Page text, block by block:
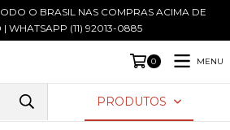
O BRASIL NAS COMPRAS ACIMA DE
WHATSAPP (11) 92013-0885
0 MENU
PRODUTOS